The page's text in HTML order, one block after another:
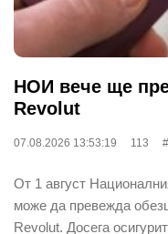
НОИ вече ще
Revolut
07.08.2026 13:53:19 113
От 1 август
може да превежда
Revolut. Досега